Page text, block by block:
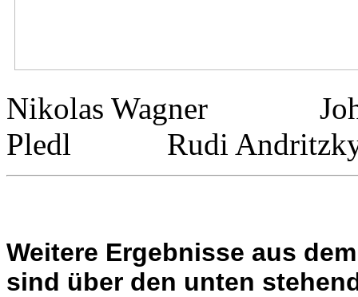
Nikolas Wagner
Pledl Rudi
Weitere Ergebnisse aus
sind über den unten